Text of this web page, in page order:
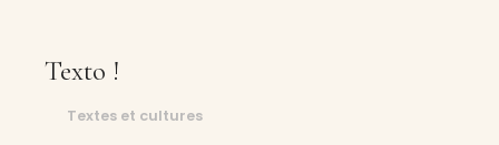
Texto !
Textes et cultures